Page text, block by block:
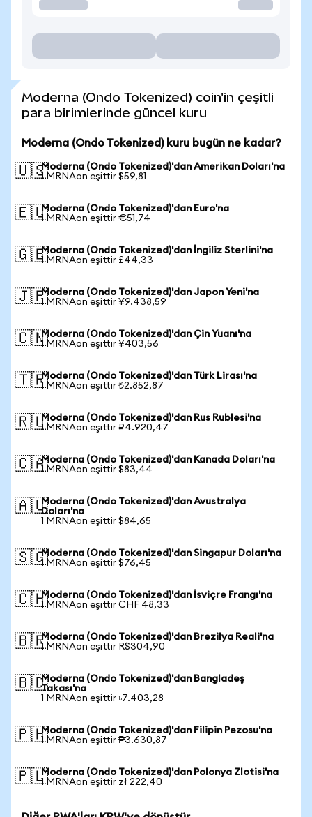
Moderna (Ondo Tokenized) coin'in çeşitli
para birimlerinde güncel kuru
Moderna (Ondo Tokenized) kuru bugün ne kadar?
🇺🇸Moderna (Ondo Tokenized)'dan Amerikan Doları'na
1 MRNAon eşittir $59,81
🇪🇺Moderna (Ondo Tokenized)'dan Euro'na
1 MRNAon eşittir €51,74
🇬🇧Moderna (Ondo Tokenized)'dan İngiliz Sterlini'na
1 MRNAon eşittir £44,33
🇯🇵Moderna (Ondo Tokenized)'dan Japon Yeni'na
1 MRNAon eşittir ¥9.438,59
🇨🇳Moderna (Ondo Tokenized)'dan Çin Yuanı'na
1 MRNAon eşittir ¥403,56
🇹🇷Moderna (Ondo Tokenized)'dan Türk Lirası'na
1 MRNAon eşittir ₺2.852,87
🇷🇺Moderna (Ondo Tokenized)'dan Rus Rublesi'na
1 MRNAon eşittir ₽4.920,47
🇨🇦Moderna (Ondo Tokenized)'dan Kanada Doları'na
1 MRNAon eşittir $83,44
🇦🇺Moderna (Ondo Tokenized)'dan Avustralya
Doları'na
1 MRNAon eşittir $84,65
🇸🇬Moderna (Ondo Tokenized)'dan Singapur Doları'na
1 MRNAon eşittir $76,45
🇨🇭Moderna (Ondo Tokenized)'dan İsviçre Frangı'na
1 MRNAon eşittir CHF 48,33
🇧🇷Moderna (Ondo Tokenized)'dan Brezilya Reali'na
1 MRNAon eşittir R$304,90
🇧🇩Moderna (Ondo Tokenized)'dan Bangladeş
Takası'na
1 MRNAon eşittir ৳7.403,28
🇵🇭Moderna (Ondo Tokenized)'dan Filipin Pezosu'na
1 MRNAon eşittir ₱3.630,87
🇵🇱Moderna (Ondo Tokenized)'dan Polonya Zlotisi'na
1 MRNAon eşittir zł 222,40